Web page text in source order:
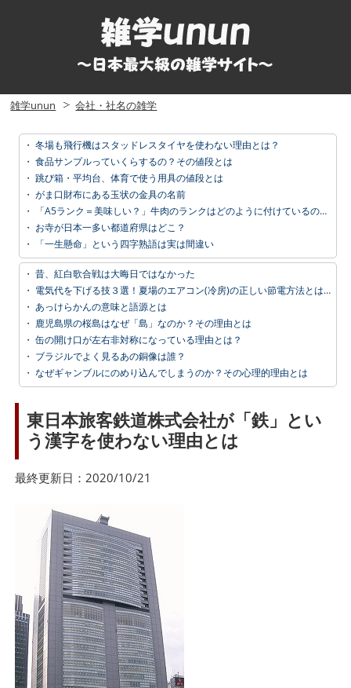
雑学unun 会社・社名の雑学
・ 冬場も飛行機はスタッドレスタイヤを使わない理由とは？
・ 食品サンプルっていくらするの？その値段とは
・ 跳び箱・平均台、体育で使う用具の値段とは
・ がま口財布にある玉状の金具の名前
・
「A5ランク＝美味しい？」牛肉のランクはどのように付けているのか？
・ お寺が日本一多い都道府県はどこ？
・
「一生懸命」という四字熟語は実は間違い
・ 昔、紅白歌合戦は大晦日ではなかった
・ 電気代を下げる技３選！夏場のエアコン(冷房)の正しい節電方法とは？
・ あっけらかんの意味と語源とは
・ 鹿児島県の桜島はなぜ「島」なのか？その理由とは
・ 缶の開け口が左右非対称になっている理由とは？
・ ブラジルでよく見るあの銅像は誰？
・ なぜギャンブルにのめり込んでしまうのか？その心理的理由とは
東日本旅客鉄道株式会社が「鉄」とい
う漢字を使わない理由とは
最終更新日：2020/10/21